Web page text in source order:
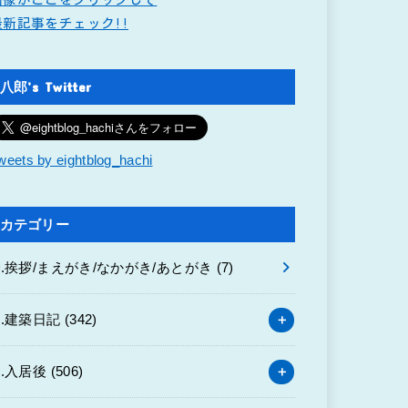
新記事をチェック!!
八郎’s Twitter
by eightblog_hachi
カテゴリー
挨拶/まえがき/なかがき/あとがき (7)
建築日記 (342)
入居後 (506)